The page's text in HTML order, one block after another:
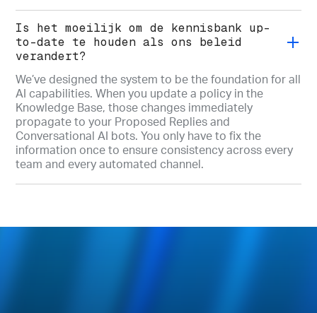
Is het moeilijk om de kennisbank up-
to-date te houden als ons beleid
verandert?
We’ve designed the system to be the foundation for all
AI capabilities. When you update a policy in the
Knowledge Base, those changes immediately
propagate to your Proposed Replies and
Conversational AI bots. You only have to fix the
information once to ensure consistency across every
team and every automated channel.